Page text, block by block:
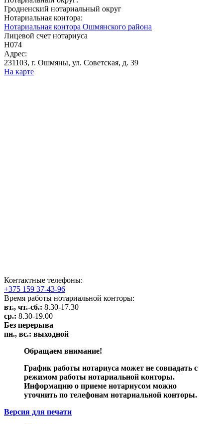
Гродненский нотариальный округ
Нотариальная контора:
Нотариальная контора Ошмянского района
Лицевой счет нотариуса
Н074
Адрес:
231103, г. Ошмяны, ул. Советская, д. 39
На карте
Контактные телефоны:
+375 159 37-43-96
Время работы нотариальной конторы:
вт., чт.-сб.: 8.30-17.30
ср.: 8.30-19.00
Без перерыва
пн., вс.: выходной
Обращаем внимание!
График работы нотариуса может не совпадать с
режимом работы нотариальной конторы.
Информацию о приеме нотариусом можно
уточнить по телефонам нотариальной конторы.
Версия для печати